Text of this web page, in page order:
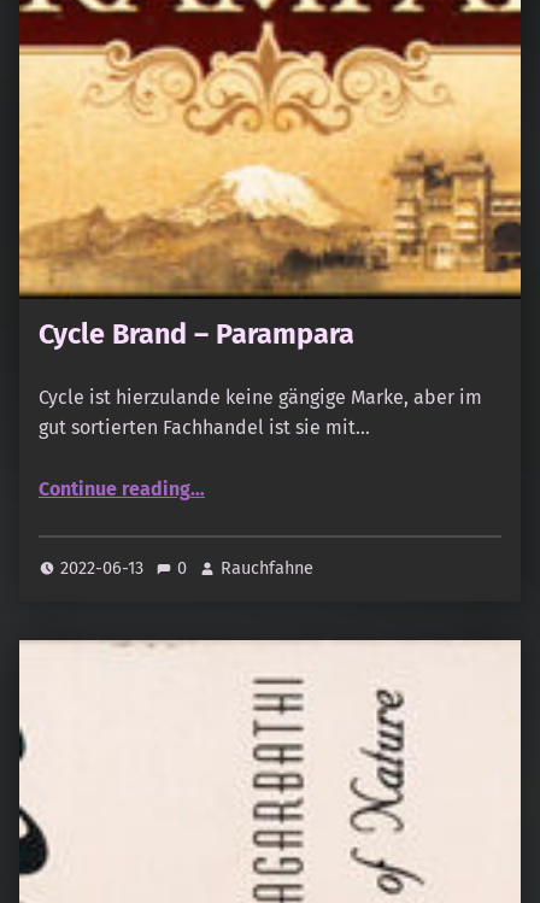
Cycle Brand – Parampara
Cycle ist hierzulande keine gängige Marke, aber im
gut sortierten Fachhandel ist sie mit…
Continue reading…
2022-06-13 0 Rauchfahne